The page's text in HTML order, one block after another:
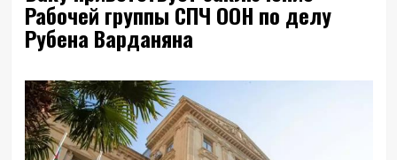
Рабочей группы СПЧ ООН по делу
Рубена Варданяна